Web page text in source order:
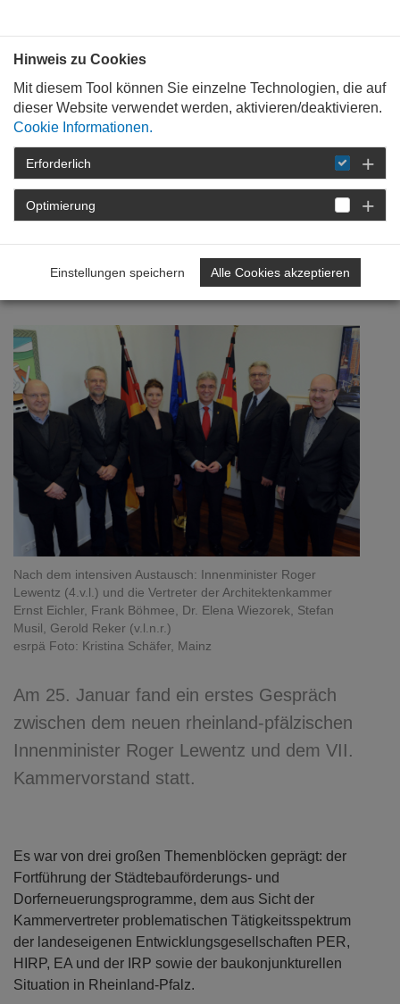
STARTSEITE DETAIL
Gespräch mit Innenminister
Lewentz
Nach dem intensiven Austausch: Innenminister Roger
Lewentz (4.v.l.) und die Vertreter der Architektenkammer
Ernst Eichler, Frank Böhmee, Dr. Elena Wiezorek, Stefan
Musil, Gerold Reker (v.l.n.r.)
esrpä Foto: Kristina Schäfer, Mainz
Am 25. Januar fand ein erstes Gespräch
zwischen dem neuen rheinland-pfälzischen
Innenminister Roger Lewentz und dem VII.
Kammervorstand statt.
Es war von drei großen Themenblöcken geprägt: der
Fortführung der Städtebauförderungs- und
Dorferneuerungsprogramme, dem aus Sicht der
Kammervertreter problematischen Tätigkeitsspektrum
der landeseigenen Entwicklungsgesellschaften PER,
HIRP, EA und der IRP sowie der baukonjunkturellen
Situation in Rheinland-Pfalz.
Hinweis zu Cookies
Mit diesem Tool können Sie einzelne Technologien, die auf
dieser Website verwendet werden, aktivieren/deaktivieren.
Cookie Informationen.
Erforderlich
Optimierung
Einstellungen speichern Alle Cookies akzeptieren